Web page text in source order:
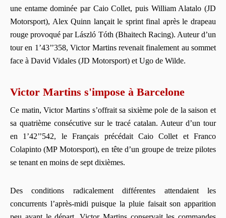
une entame dominée par Caio Collet, puis William Alatalo (JD
Motorsport), Alex Quinn lançait le sprint final après le drapeau
rouge provoqué par László Tóth (Bhaitech Racing). Auteur d’un
tour en 1’43’’358, Victor Martins revenait finalement au sommet
face à David Vidales (JD Motorsport) et Ugo de Wilde.
Victor Martins s'impose à Barcelone
Ce matin, Victor Martins s’offrait sa sixième pole de la saison et
sa quatrième consécutive sur le tracé catalan. Auteur d’un tour
en 1’42’’542, le Français précédait Caio Collet et Franco
Colapinto (MP Motorsport), en tête d’un groupe de treize pilotes
se tenant en moins de sept dixièmes.
Des conditions radicalement différentes attendaient les
concurrents l’après-midi puisque la pluie faisait son apparition